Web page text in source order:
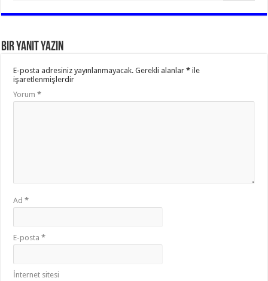
Bir yanıt yazın
E-posta adresiniz yayınlanmayacak. Gerekli alanlar* ile
işaretlenmişlerdir
Yorum*
Ad*
E-posta*
İnternet sitesi